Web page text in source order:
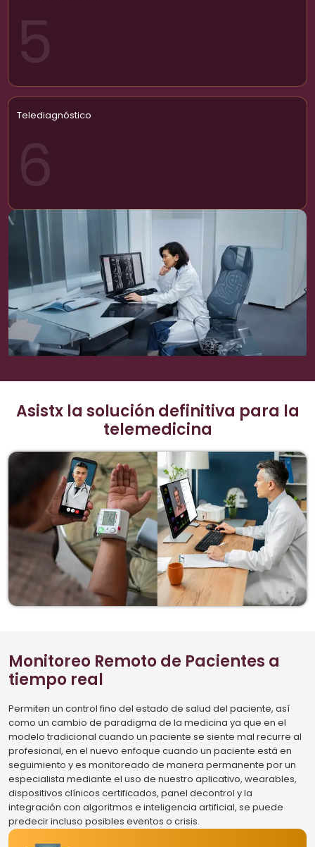
Telediagnóstico
Asistx la solución definitiva para la
telemedicina
Monitoreo Remoto de Pacientes a
tiempo real
Permiten un control fino del estado de salud del paciente, así
como un cambio de paradigma de la medicina ya que en el
modelo tradicional cuando un paciente se siente mal recurre al
profesional, en el nuevo enfoque cuando un paciente está en
seguimiento y es monitoreado de manera permanente por un
especialista mediante el uso de nuestro aplicativo, wearables,
dispositivos clínicos certificados, panel decontrol y la
integración con algoritmos e inteligencia artificial, se puede
predecir incluso posibles eventos o crisis.